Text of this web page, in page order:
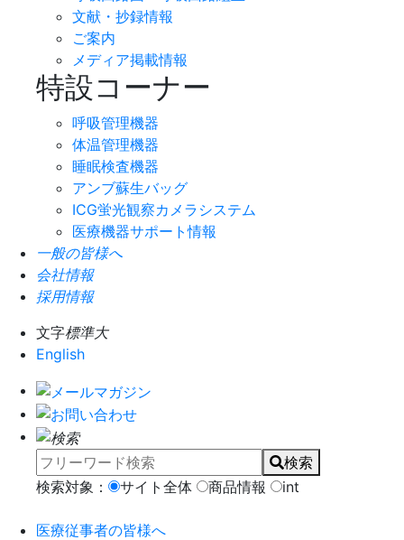
文献・抄録情報
ご案内
メディア掲載情報
特設コーナー
呼吸管理機器
体温管理機器
睡眠検査機器
アンブ蘇生バッグ
ICG蛍光観察カメラシステム
医療機器サポート情報
一般の皆様へ
会社情報
採用情報
文字標準大
English
検索
検索対象：
サイト全体 商品情報 int
医療従事者の皆様へ